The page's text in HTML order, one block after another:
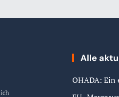
Alle
OHADA: Ein